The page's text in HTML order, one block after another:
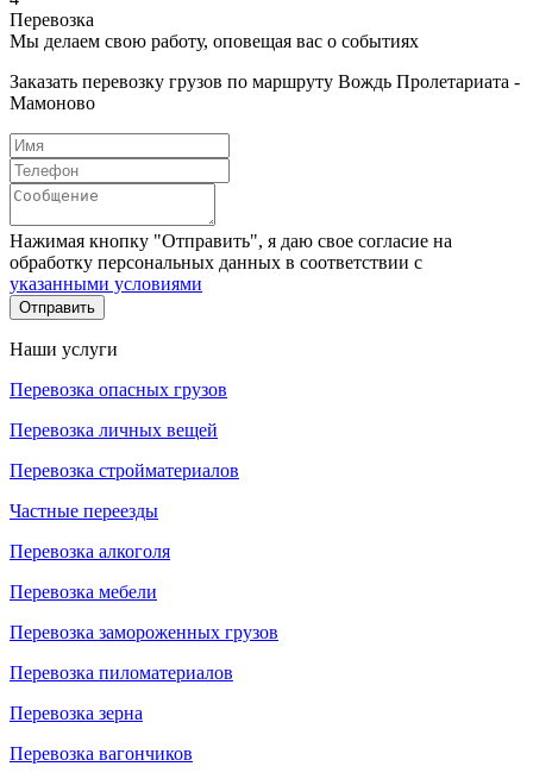
Перевозка
Мы делаем свою работу, оповещая вас о событиях
Заказать перевозку грузов по маршруту Вождь Пролетариата -
Мамоново
Нажимая кнопку "Отправить", я даю свое согласие на
обработку персональных данных в соответствии с
указанными условиями
Отправить
Наши услуги
Перевозка опасных грузов
Перевозка личных вещей
Перевозка стройматериалов
Частные переезды
Перевозка алкоголя
Перевозка мебели
Перевозка замороженных грузов
Перевозка пиломатериалов
Перевозка зерна
Перевозка вагончиков